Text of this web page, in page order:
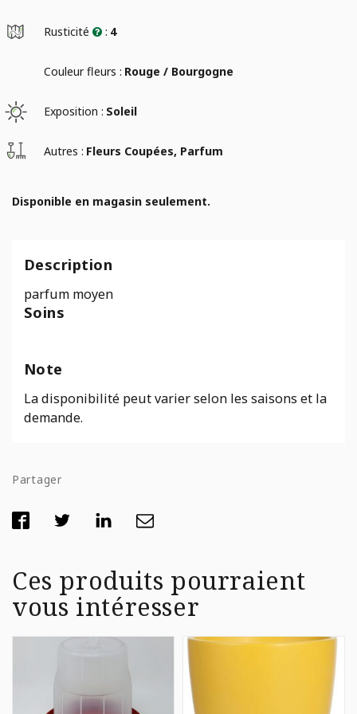
Rusticité : 4
Couleur fleurs : Rouge / Bourgogne
Exposition : Soleil
Autres : Fleurs Coupées, Parfum
Disponible en magasin seulement.
Description
parfum moyen
Soins
Note
La disponibilité peut varier selon les saisons et la
demande.
Partager
Ces produits pourraient
vous intéresser